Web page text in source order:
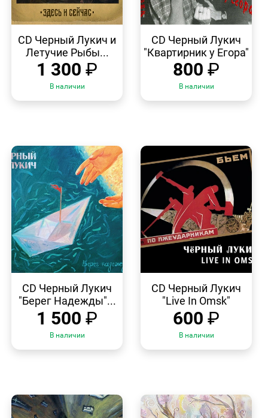
ПРОСМОТР
CD Черный Лукич и
Летучие Рыбы...
1 300 ₽
В наличии
ПРОСМОТР
CD Черный Лукич
"Квартирник у Егора"
800 ₽
В наличии
ПРОСМОТР
CD Черный Лукич
"Берег Надежды"...
1 500 ₽
В наличии
ПРОСМОТР
CD Черный Лукич
"Live In Omsk"
600 ₽
В наличии